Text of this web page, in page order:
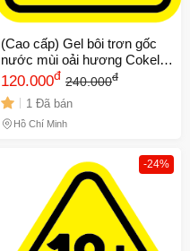
(Cao cấp) Gel bôi trơn gốc
nước mùi oải hương Cokelife
Camay | Chai 100ml Chính
hãng
120.000đ 240.000đ
1 Đã bán
Hồ Chí Minh
-24%